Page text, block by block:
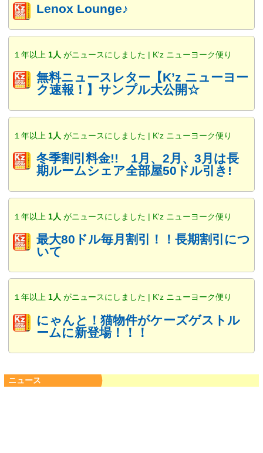
Lenox Lounge♪
１年以上 1人 がニュースにしました | K'z ニューヨーク便り
無料ニュースレター【K’z ニューヨー
ク速報！】サンプル大公開☆
１年以上 1人 がニュースにしました | K'z ニューヨーク便り
冬季割引料金!! 1月、2月、3月は長
期ルームシェア全部屋50ドル引き!
１年以上 1人 がニュースにしました | K'z ニューヨーク便り
最大80ドル毎月割引！！長期割引につ
いて
１年以上 1人 がニュースにしました | K'z ニューヨーク便り
にゃんと！猫物件がケーズゲストル
ームに新登場！！！
ニュース